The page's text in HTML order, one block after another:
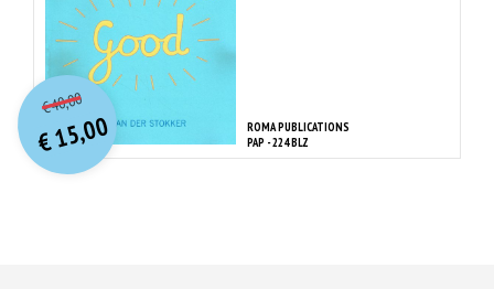
ROMA PUBLICATIONS
PAP - 224 BLZ
€40,00O
orspr
onkelijke
prijs
was:
€ 40,00.
€15,00
Huidige
prijs
is:€ 15,00.